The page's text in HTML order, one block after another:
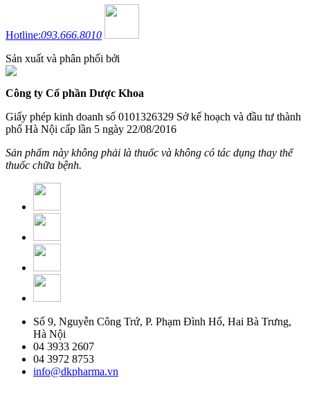
Hotline:093.666.8010
Sản xuất và phân phối bởi
Công ty Cổ phần Dược Khoa
Giấy phép kinh doanh số 0101326329 Sở kế hoạch và đầu tư thành
phố Hà Nội cấp lần 5 ngày 22/08/2016
Sản phẩm này không phải là thuốc và không có tác dụng thay thế
thuốc chữa bệnh.
Số 9, Nguyễn Công Trứ, P. Phạm Đình Hổ, Hai Bà Trưng,
Hà Nội
04 3933 2607
04 3972 8753
info@dkpharma.vn